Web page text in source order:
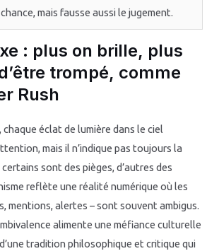
chance, mais fausse aussi le jugement.
: plus on brille, plus
trompé, comme
Rush
chaque éclat de lumière dans le ciel
mais il n’indique pas toujours la
sont des pièges, d’autres des
reflète une réalité numérique où les
mentions, alertes – sont souvent ambigus.
alimente une méfiance culturelle
tradition philosophique et critique qui